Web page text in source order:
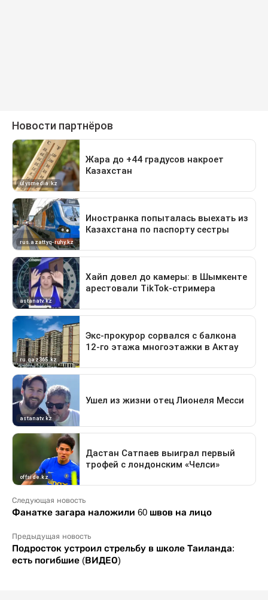
Следующая новость
Фанатке загара наложили 60 швов на лицо
Предыдущая новость
Подросток устроил стрельбу в школе Таиланда:
есть погибшие (ВИДЕО)